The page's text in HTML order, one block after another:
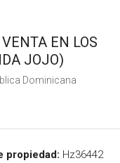
EN LOS
JOJO)
Dominicana
propiedad: Hz36442